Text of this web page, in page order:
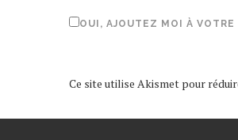
OUI, AJOUTEZ MOI À
Ce site utilise Akismet pour